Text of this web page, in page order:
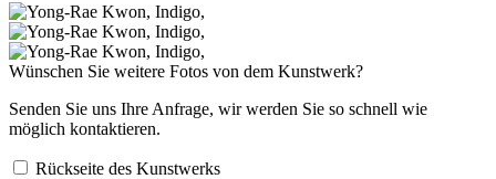
Wünschen Sie weitere Fotos von dem Kunstwerk?
Senden Sie uns Ihre Anfrage, wir werden Sie so schnell wie
möglich kontaktieren.
Rückseite des Kunstwerks